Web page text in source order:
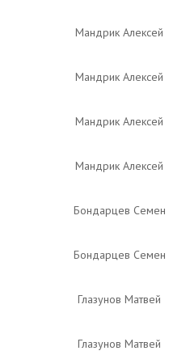
Мандрик Алексей
Мандрик Алексей
Мандрик Алексей
Мандрик Алексей
Бондарцев Семен
Бондарцев Семен
Глазунов Матвей
Глазунов Матвей